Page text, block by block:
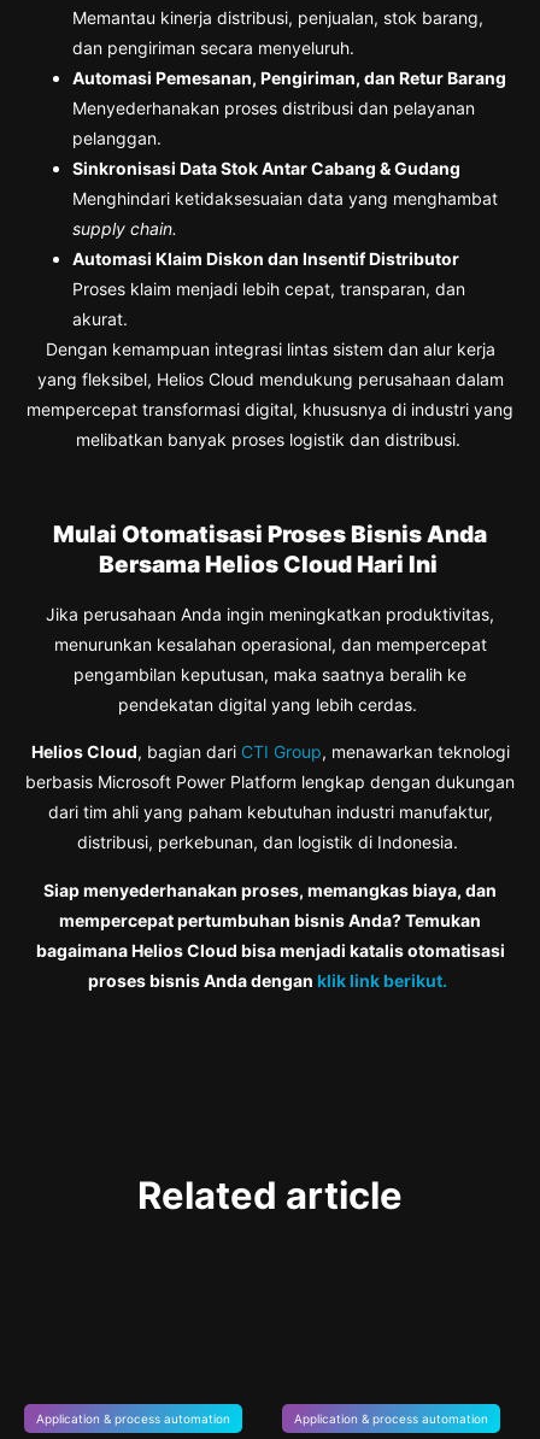
Memantau kinerja distribusi, penjualan, stok barang,
dan pengiriman secara menyeluruh.
Automasi Pemesanan, Pengiriman, dan Retur Barang
Menyederhanakan proses distribusi dan pelayanan
pelanggan.
Sinkronisasi Data Stok Antar Cabang & Gudang
Menghindari ketidaksesuaian data yang menghambat
supply chain.
Automasi Klaim Diskon dan Insentif Distributor
Proses klaim menjadi lebih cepat, transparan, dan
akurat.
Dengan kemampuan integrasi lintas sistem dan alur kerja
yang fleksibel, Helios Cloud mendukung perusahaan dalam
mempercepat transformasi digital, khususnya di industri yang
melibatkan banyak proses logistik dan distribusi.
Mulai Otomatisasi Proses Bisnis Anda
Bersama Helios Cloud Hari Ini
Jika perusahaan Anda ingin meningkatkan produktivitas,
menurunkan kesalahan operasional, dan mempercepat
pengambilan keputusan, maka saatnya beralih ke
pendekatan digital yang lebih cerdas.
Helios Cloud, bagian dari CTI Group, menawarkan teknologi
berbasis Microsoft Power Platform lengkap dengan dukungan
dari tim ahli yang paham kebutuhan industri manufaktur,
distribusi, perkebunan, dan logistik di Indonesia.
Siap menyederhanakan proses, memangkas biaya, dan
mempercepat pertumbuhan bisnis Anda? Temukan
bagaimana Helios Cloud bisa menjadi katalis otomatisasi
proses bisnis Anda dengan klik link berikut.
Related article
Application & process automation Application & process automation